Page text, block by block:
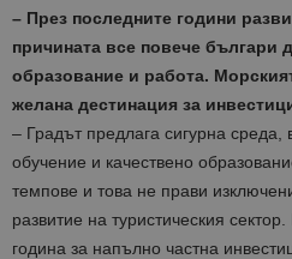
– През последните години
причината все повече българи
образование и работа.
желана дестинация за
– Градът предлага сигурна среда,
обучение и качествено
темпове и това не прави
развитие на туристическия
година за напълно частна